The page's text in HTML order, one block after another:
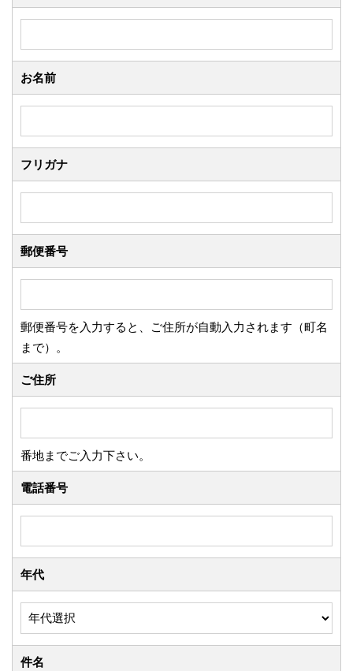
お名前
フリガナ
郵便番号
郵便番号を入力すると、ご住所が自動入力されます（町名
まで）。
ご住所
番地までご入力下さい。
電話番号
年代
件名